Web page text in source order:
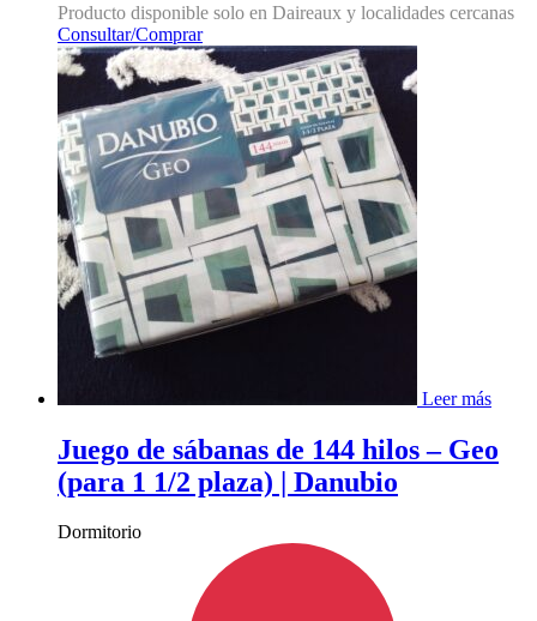
Producto disponible solo en Daireaux y localidades cercanas
Consultar/Comprar
Leer más
Juego de sábanas de 144 hilos – Geo
(para 1 1/2 plaza) | Danubio
Dormitorio